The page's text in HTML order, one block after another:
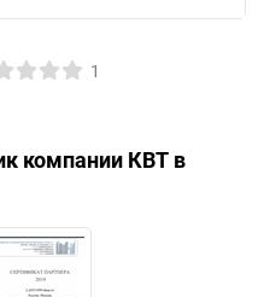
1
компании КВТ в